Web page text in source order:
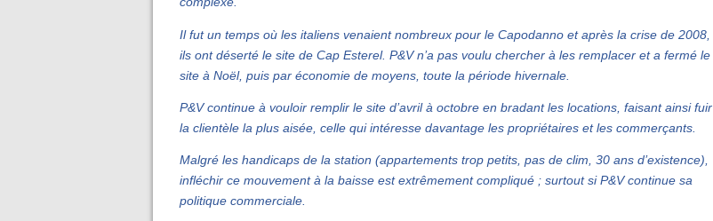
Il fut un temps où les italiens venaient nombreux pour le Capodanno et après la crise de 2008,
ils ont déserté le site de Cap Esterel. P&V n’a pas voulu chercher à les remplacer et a fermé le
site à Noël, puis par économie de moyens, toute la période hivernale.
P&V continue à vouloir remplir le site d’avril à octobre en bradant les locations, faisant ainsi fuir
la clientèle la plus aisée, celle qui intéresse davantage les propriétaires et les commerçants.
Malgré les handicaps de la station (appartements trop petits, pas de clim, 30 ans d’existence),
infléchir ce mouvement à la baisse est extrêmement compliqué ; surtout si P&V continue sa
politique commerciale.